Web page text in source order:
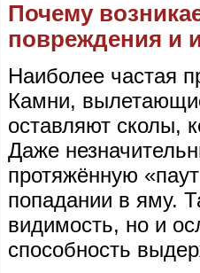
Почему
повреждения и
Наиболее частая
Камни,
оставляют сколы,
Даже
протяжённую
попадании в яму.
видимость, но и
способность